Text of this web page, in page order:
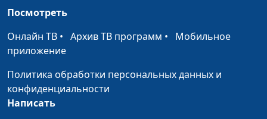
современного
общества
Планирование
отдыха в 2020 году
священнослужитель
День семьи, любви и
Посмотреть
Онлайн ТВ • Архив ТВ программ • Мобильное
приложение
Политика обработки персональных данных и
конфиденциальности
Написать